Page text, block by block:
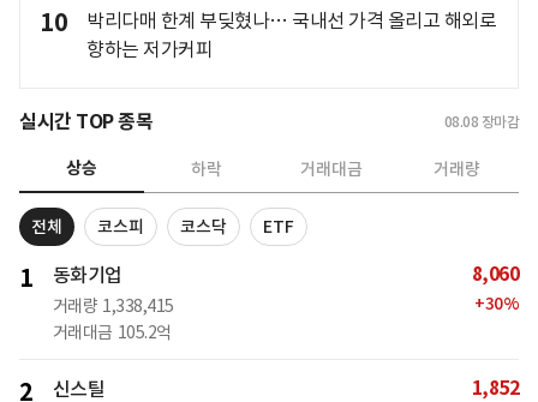
10
박리다매 한계 부딪혔나… 국내선 가격 올리고 해외로
향하는 저가커피
실시간 TOP 종목 08.08 장마감
상승 하락 거래대금 거래량
전체 코스피 코스닥 ETF
1 동화기업
거래량 1,338,415
거래대금 105.2억
8,060
+30%
2 신스틸 1,852